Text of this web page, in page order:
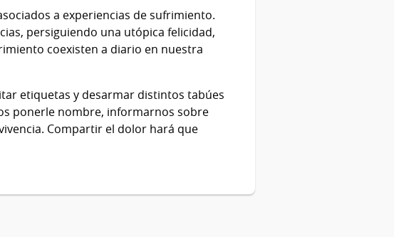
a experiencias de sufrimiento.
persiguiendo una utópica felicidad,
coexisten a diario en nuestra
etiquetas y desarmar distintos tabúes
ponerle nombre, informarnos sobre
Compartir el dolor hará que